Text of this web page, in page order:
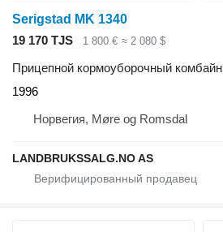
Serigstad MK 1340
19 170 TJS
1 800 € ≈ 2 080 $
Прицепной кормоуборочный комбайн
1996
Норвегия, Møre og Romsdal
LANDBRUKSSALG.NO AS